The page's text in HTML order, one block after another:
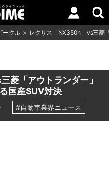
ークル レクサス「NX350h」vs三菱
菱「アウトランダー」
国産SUV対決
#自動車業界ニュース